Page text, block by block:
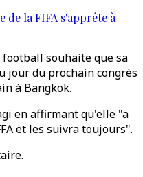
de la FIFA s'apprête à
souhaite que sa
jour du prochain congrès
à Bangkok.
en affirmant qu'elle "a
et les suivra toujours".